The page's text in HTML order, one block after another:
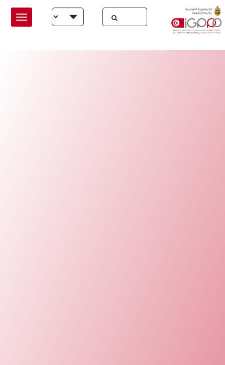
Skip to main content